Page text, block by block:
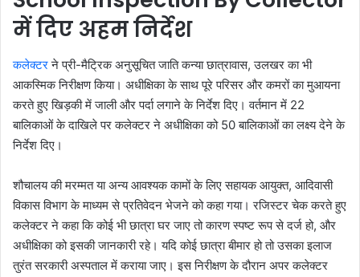
में दिए अहम निर्देश
कलेक्टरने प्री-मैट्रिक अनुसूचित जाति कन्या छात्रावास, उलखर का भी
आकस्मिक निरीक्षण किया। अधीक्षिका के साथ पूरे परिसर और कमरों का मुआयना
करते हुए खिड़की में जाली और पर्दा लगाने के निर्देश दिए। वर्तमान में 22
बालिकाओं के दाखिले पर कलेक्टर ने अधीक्षिका को 50 बालिकाओं का लक्ष्य देने के
निर्देश दिए।
शौचालय की मरम्मत या अन्य आवश्यक कामों के लिए सहायक आयुक्त, आदिवासी
विकास विभाग के माध्यम से प्रतिवेदन भेजने को कहा गया। रजिस्टर चेक करते हुए
कलेक्टर ने कहा कि कोई भी छात्रा घर जाए तो कारण स्पष्ट रूप से दर्ज हो, और
अधीक्षिका को इसकी जानकारी रहे। यदि कोई छात्रा बीमार हो तो उसका इलाज
तुरंत सरकारी अस्पताल में कराया जाए। इस निरीक्षण के दौरान अपर कलेक्टर